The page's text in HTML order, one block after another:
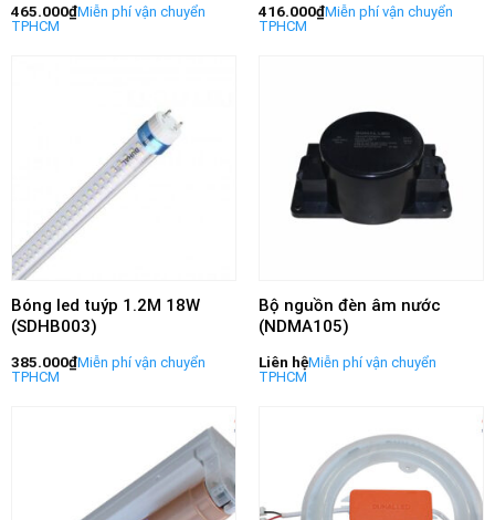
465.000₫ 416.000₫
Bóng led tuýp 1.2M 18W
(SDHB003)
385.000₫
Bộ nguồn đèn âm nước
(NDMA105)
Liên hệ